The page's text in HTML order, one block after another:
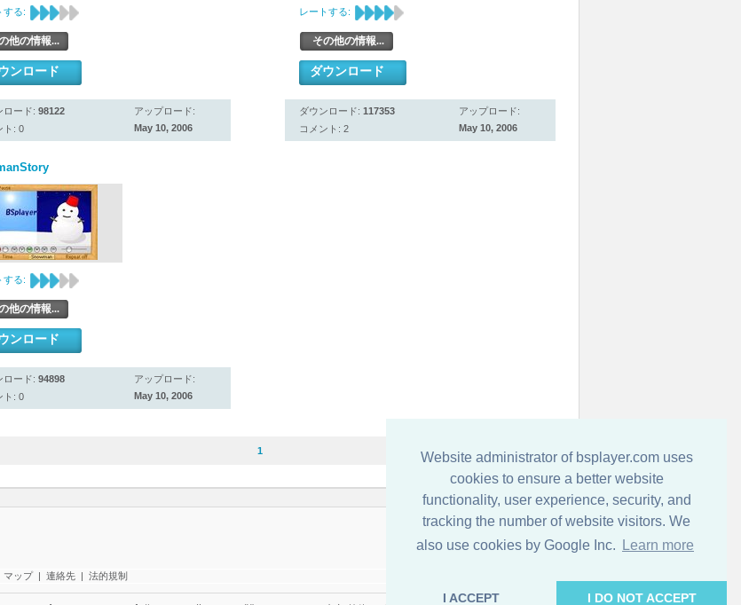
Website administrator of bsplayer.com uses
cookies to ensure a better website
functionality, user experience, security, and
tracking the number of website visitors. We
also use cookies by Google Inc.
Learn more
I ACCEPT I DO NOT ACCEPT
する:
他の情報...
ンロード
ロード: 98122
ト: 0
アップロード:
May 10, 2006
レートする:
その他の情報...
ダウンロード
ダウンロード: 117353
コメント: 2
アップロード:
May 10, 2006
する:
他の情報...
ンロード
ロード: 94898
ト: 0
アップロード:
May 10, 2006
1
マップ | 連絡先 | 法的規制